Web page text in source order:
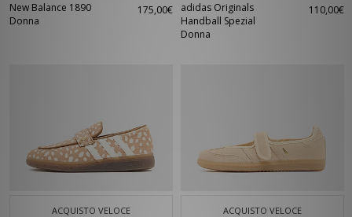
New Balance 1890
Donna
175,00€
adidas Originals
Handball Spezial
Donna
110,00€
ACQUISTO VELOCE ACQUISTO VELOCE